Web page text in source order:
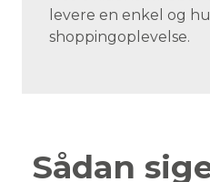
levere en enkel og
shoppingoplevelse.
Sådan